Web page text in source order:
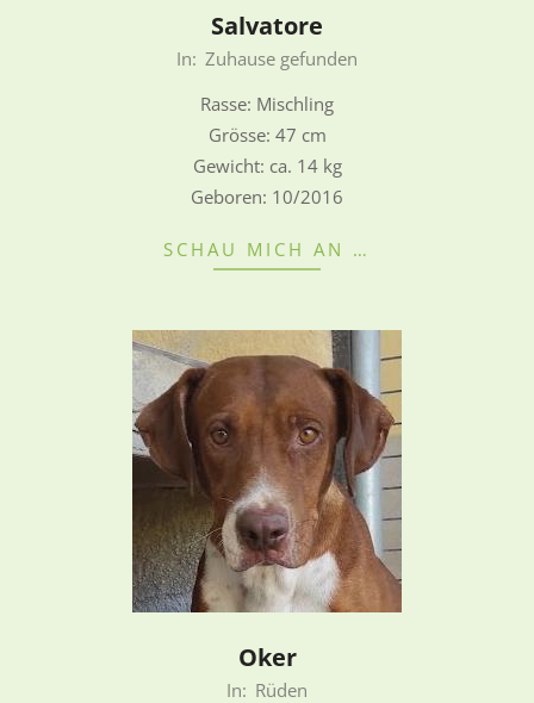
Salvatore
In: Zuhause gefunden
Rasse: Mischling
Grösse: 47 cm
Gewicht: ca. 14 kg
Geboren: 10/2016
SCHAU MICH AN …
Oker
In: Rüden